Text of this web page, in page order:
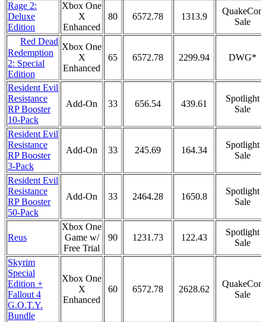
Rage 2:
Deluxe
Edition
Xbox One
X
Enhanced
80 6572.78 1313.9
QuakeCon
Sale
Red Dead
Redemption
2: Special
Edition
Xbox One
X
Enhanced
65 6572.78 2299.94 DWG*
Resident Evil
Resistance
RP Booster
10-Pack
Add-On 33 656.54 439.61
Spotlight
Sale
Resident Evil
Resistance
RP Booster
3-Pack
Add-On 33 245.69 164.34
Spotlight
Sale
Resident Evil
Resistance
RP Booster
50-Pack
Add-On 33 2464.28 1650.8
Spotlight
Sale
Reus
Xbox One
Game w/
Free Trial
90 1231.73 122.43
Spotlight
Sale
Skyrim
Special
Edition +
Fallout 4
G.O.T.Y.
Bundle
Xbox One
X
Enhanced
60 6572.78 2628.62
QuakeCon
Sale